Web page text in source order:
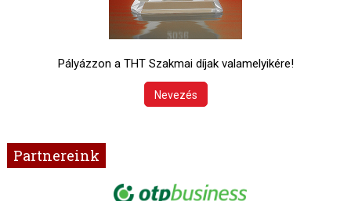
Pályázzon a THT Szakmai díjak valamelyikére!
Nevezés
Partnereink